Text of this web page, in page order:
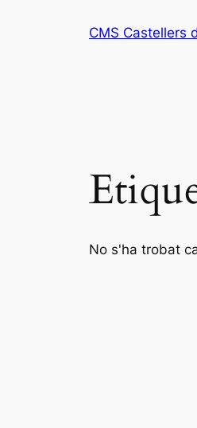
CMS Castellers
No s'ha trobat